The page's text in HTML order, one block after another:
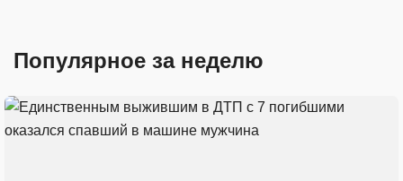
Популярное за неделю